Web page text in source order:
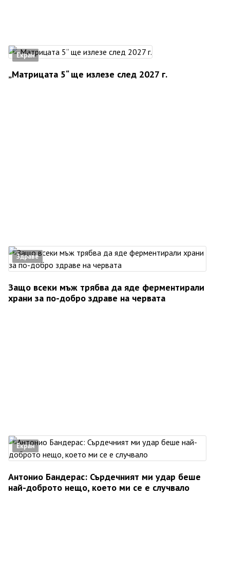
Екран
„Матрицата 5“ ще излезе след 2027 г.
Здраве
Защо всеки мъж трябва да яде ферментирали
храни за по-добро здраве на червата
Екран
Антонио Бандерас: Сърдечният ми удар беше
най-доброто нещо, което ми се е случвало